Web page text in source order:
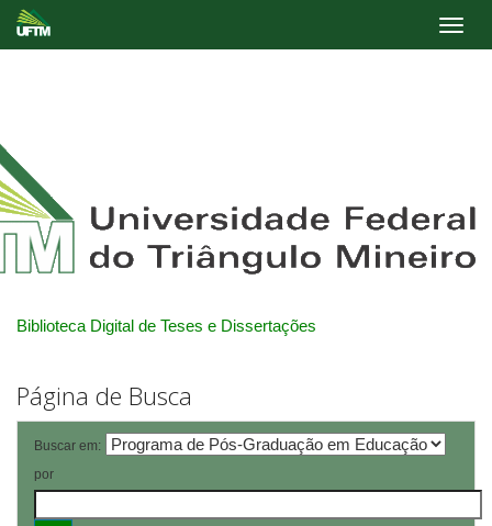
Biblioteca Digital de Teses e Dissertações
Página de Busca
Buscar em:
por